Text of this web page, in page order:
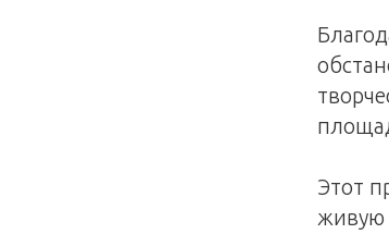
Этот
живую